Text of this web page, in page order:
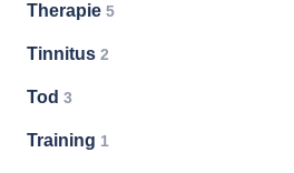
Therapie 5
Tinnitus 2
Tod 3
Training 1